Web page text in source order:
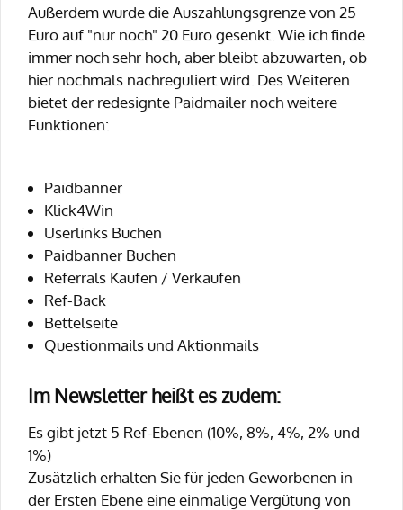
Außerdem wurde die Auszahlungsgrenze von 25
Euro auf "nur noch" 20 Euro gesenkt. Wie ich finde
immer noch sehr hoch, aber bleibt abzuwarten, ob
hier nochmals nachreguliert wird. Des Weiteren
bietet der redesignte Paidmailer noch weitere
Funktionen:
Paidbanner
Klick4Win
Userlinks Buchen
Paidbanner Buchen
Referrals Kaufen / Verkaufen
Ref-Back
Bettelseite
Questionmails und Aktionmails
Im Newsletter heißt es zudem:
Es gibt jetzt 5 Ref-Ebenen (10%, 8%, 4%, 2% und
1%)
Zusätzlich erhalten Sie für jeden Geworbenen in
der Ersten Ebene eine einmalige Vergütung von